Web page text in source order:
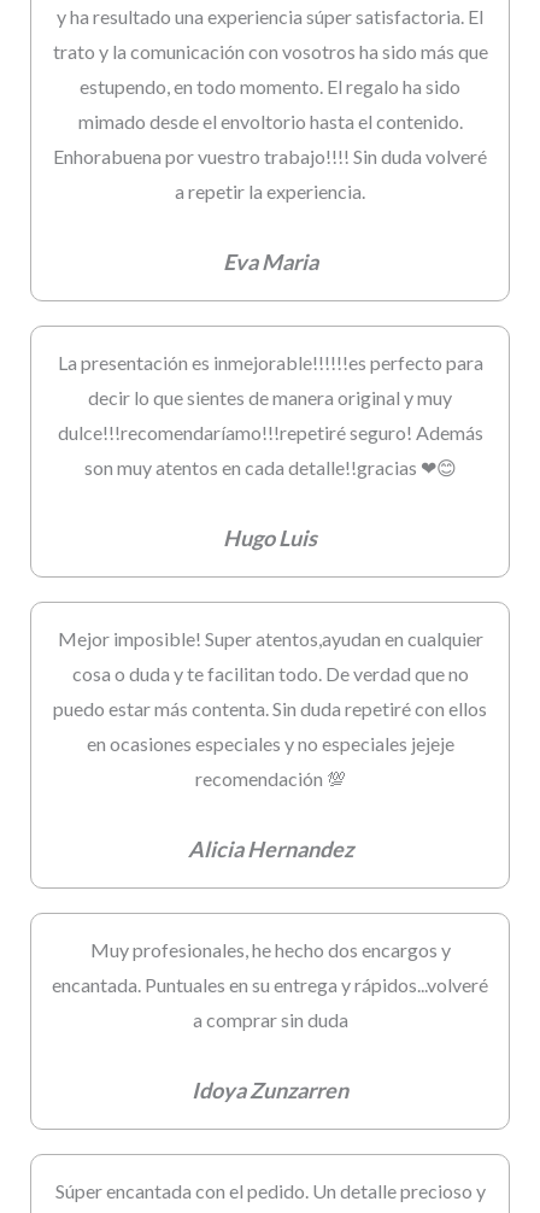
y ha resultado una experiencia súper satisfactoria. El
trato y la comunicación con vosotros ha sido más que
estupendo, en todo momento. El regalo ha sido
mimado desde el envoltorio hasta el contenido.
Enhorabuena por vuestro trabajo!!!! Sin duda volveré
a repetir la experiencia.
Eva Maria
La presentación es inmejorable!!!!!!es perfecto para
decir lo que sientes de manera original y muy
dulce!!!recomendaríamo!!!repetiré seguro! Además
son muy atentos en cada detalle!!gracias ❤😊
Hugo Luis
Mejor imposible! Super atentos,ayudan en cualquier
cosa o duda y te facilitan todo. De verdad que no
puedo estar más contenta. Sin duda repetiré con ellos
en ocasiones especiales y no especiales jejeje
recomendación 💯
Alicia Hernandez
Muy profesionales, he hecho dos encargos y
encantada. Puntuales en su entrega y rápidos...volveré
a comprar sin duda
Idoya Zunzarren
Súper encantada con el pedido. Un detalle precioso y